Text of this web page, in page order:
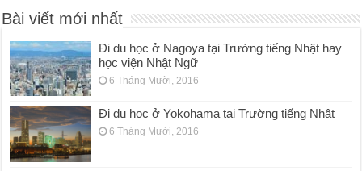
Bài viết mới nhất
Đi du học ở Nagoya tại Trường tiếng Nhật hay
học viện Nhật Ngữ
6 Tháng Mười, 2016
Đi du học ở Yokohama tại Trường tiếng Nhật
6 Tháng Mười, 2016